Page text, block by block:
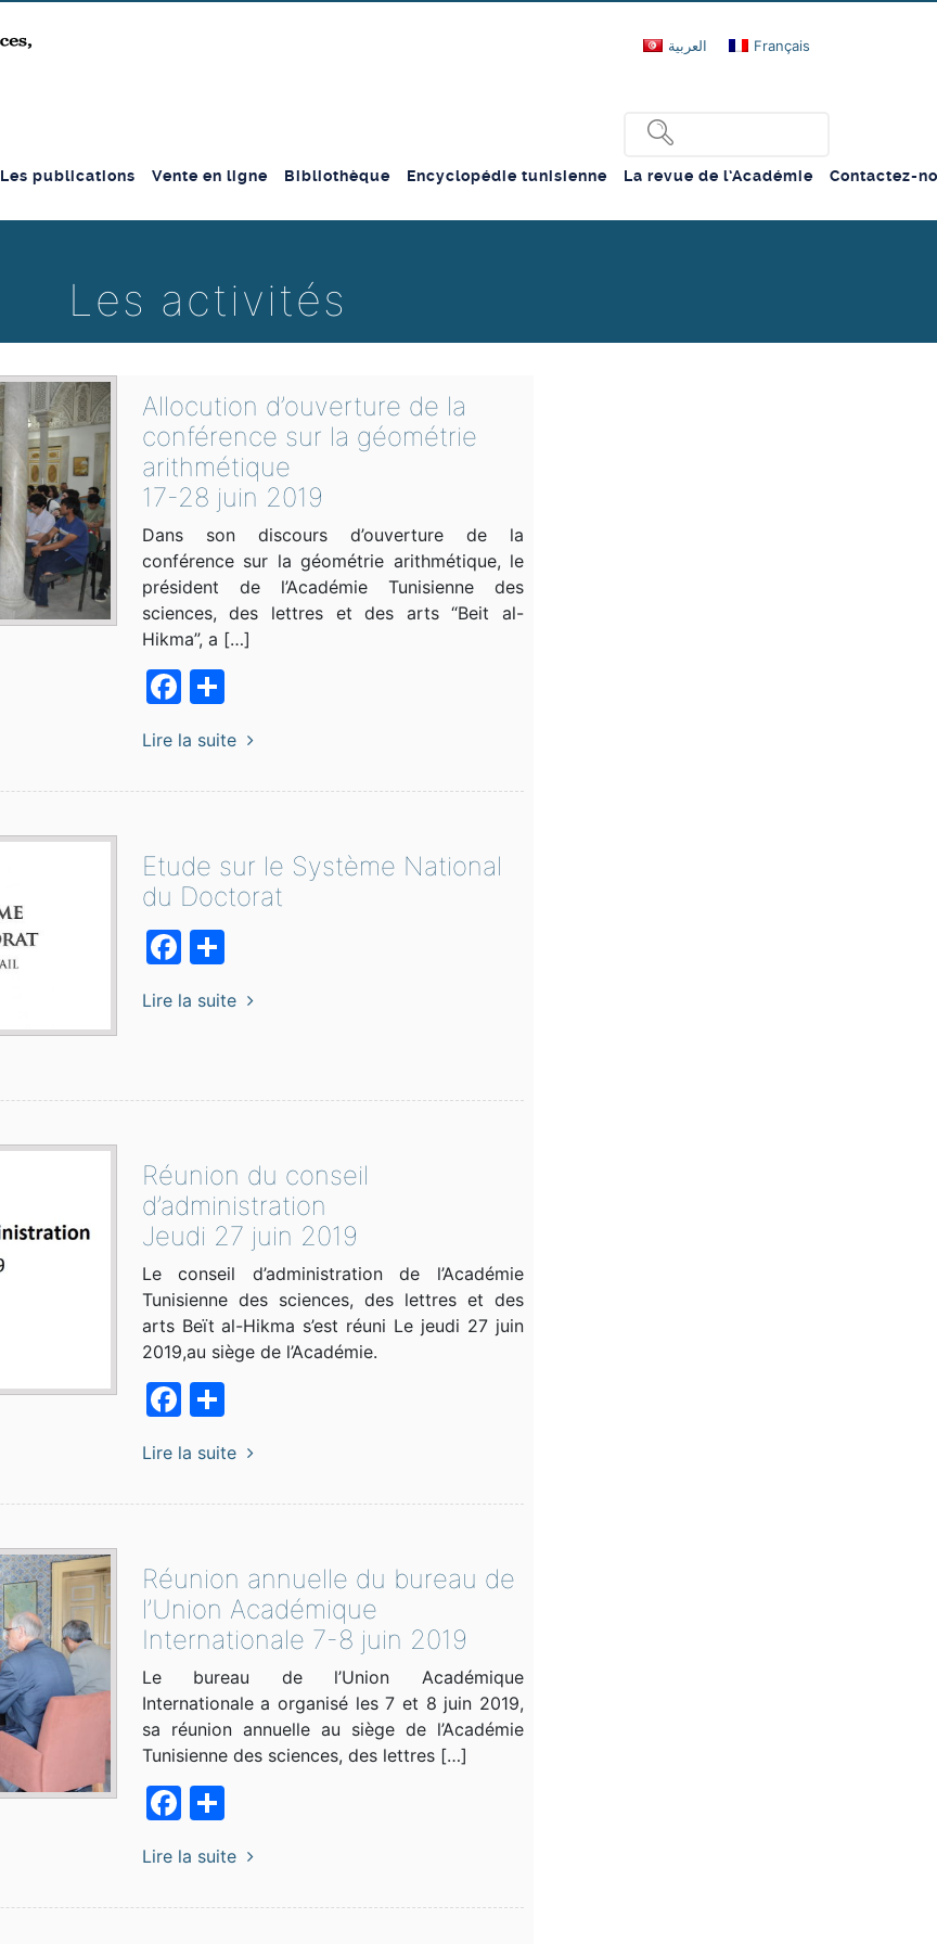
العربية Français
Les publications Vente en ligne Bibliothèque Encyclopédie tunisienne La revue de l’Académie Contactez-
Les activités
Allocution d’ouverture de la
conférence sur la géométrie
arithmétique
17-28 juin 2019
Dans son discours d’ouverture de la
conférence sur la géométrie arithmétique, le
président de l’Académie Tunisienne des
sciences, des lettres et des arts “Beit al-
Hikma”, a […]
Facebook
Partager
Lire la suite
Etude sur le Système National
du Doctorat
Facebook
Partager
Lire la suite
Réunion du conseil
d’administration
Jeudi 27 juin 2019
Le conseil d’administration de l’Académie
Tunisienne des sciences, des lettres et des
arts Beït al-Hikma s’est réuni Le jeudi 27 juin
2019,au siège de l’Académie.
Facebook
Partager
Lire la suite
Réunion annuelle du bureau de
l’Union Académique
Internationale 7-8 juin 2019
Le bureau de l’Union Académique
Internationale a organisé les 7 et 8 juin 2019,
sa réunion annuelle au siège de l’Académie
Tunisienne des sciences, des lettres […]
Facebook
Partager
Lire la suite